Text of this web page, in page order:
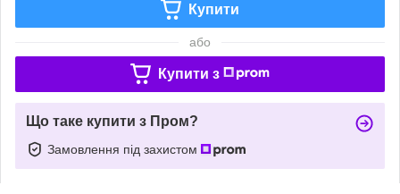
Купити
або
Купити з
Що таке купити з Пром?
Замовлення під захистом